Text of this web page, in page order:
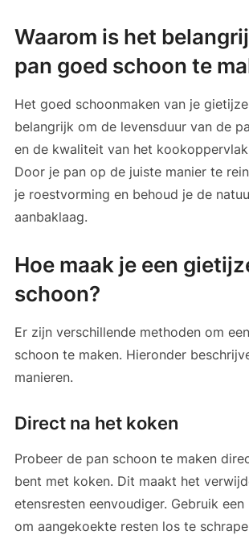
Waarom is het
pan goed schoon te
Het goed schoonmaken van je
belangrijk om de levensduur van de
en de kwaliteit van het
Door je pan op de juiste manier te
je roestvorming en behoud je de
aanbaklaag.
Hoe maak je een
schoon?
Er zijn verschillende methoden om
schoon te maken. Hieronder
manieren.
Direct na het koken
Probeer de pan schoon te maken
bent met koken. Dit maakt het
etensresten eenvoudiger. Gebruik
om aangekoekte resten los te